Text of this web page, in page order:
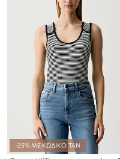
-25% ΜΕ ΚΩΔΙΚΟ: TAN